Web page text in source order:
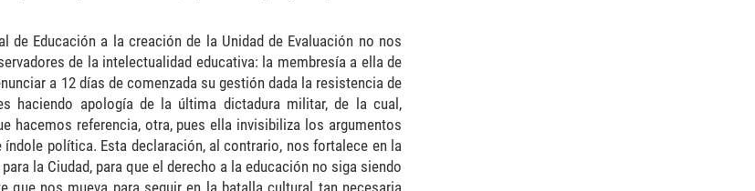
Educación a la creación de la Unidad de Evaluación no nos
de la intelectualidad educativa: la membresía a ella de
a 12 días de comenzada su gestión dada la resistencia de
haciendo apología de la última dictadura militar, de la cual,
hacemos referencia, otra, pues ella invisibiliza los argumentos
política. Esta declaración, al contrario, nos fortalece en la
la Ciudad, para que el derecho a la educación no siga siendo
nos mueva para seguir en la batalla cultural tan necesaria